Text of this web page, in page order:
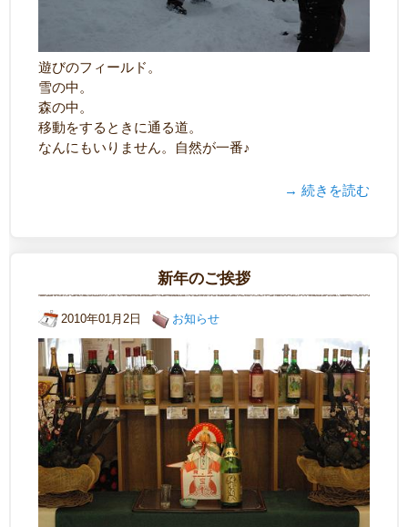
遊びのフィールド。
雪の中。
森の中。
移動をするときに通る道。
なんにもいりません。自然が一番♪
→ 続きを読む
新年のご挨拶
2010年01月2日 お知らせ